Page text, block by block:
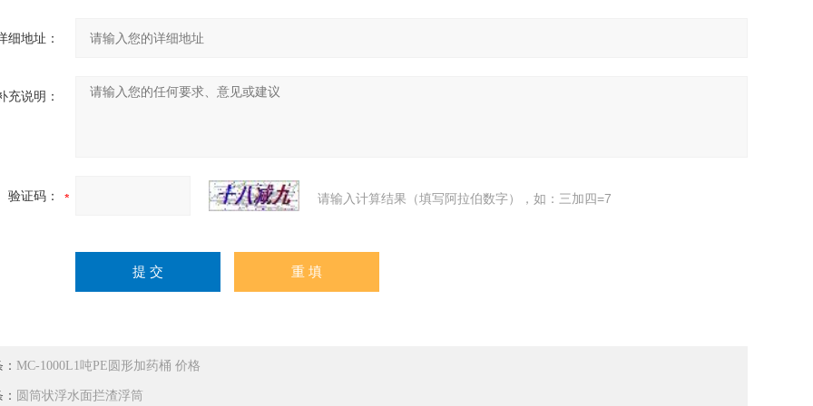
细地址：
充说明：
验证码： 请输入计算结果（填写阿拉伯数字），如：三加四=7
MC-1000L1吨PE圆形加药桶 价格
圆筒状浮水面拦渣浮筒